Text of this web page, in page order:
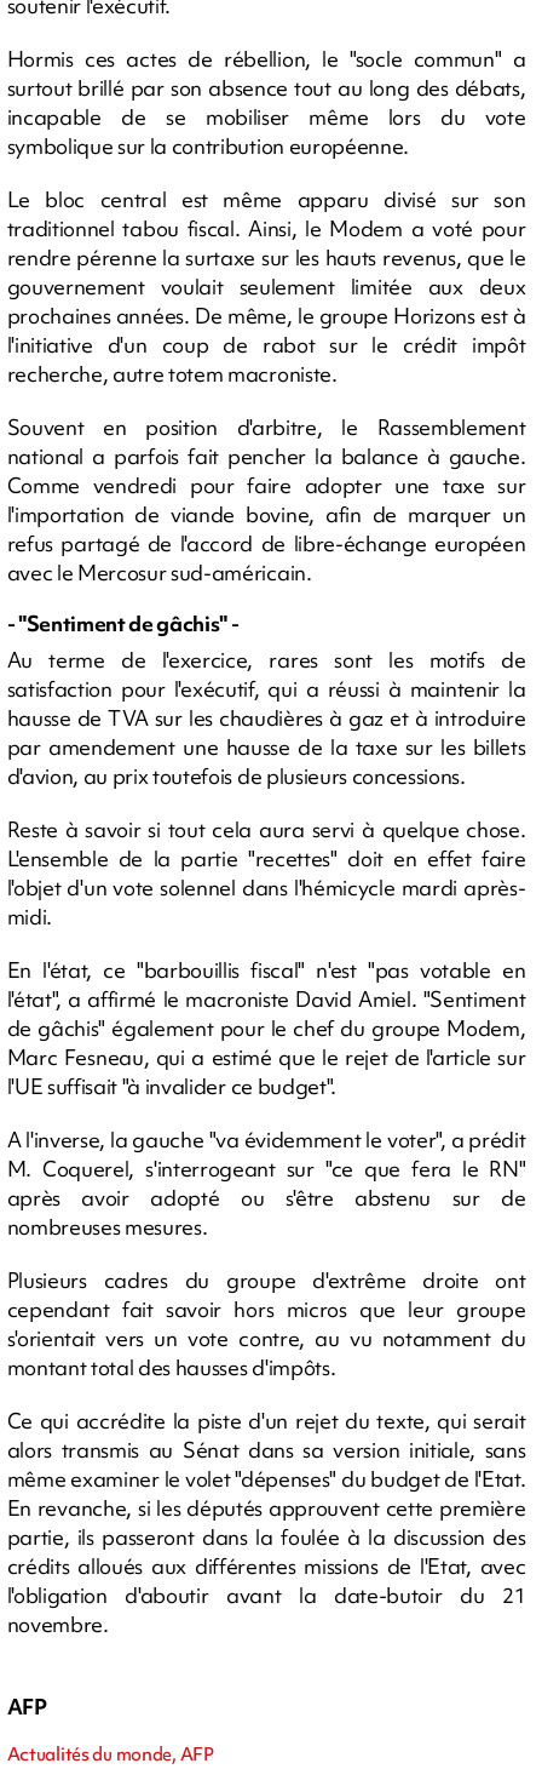
Hormis ces actes de rébellion, le "socle commun" a
surtout brillé par son absence tout au long des débats,
incapable de se mobiliser même lors du vote
symbolique sur la contribution européenne.
Le bloc central est même apparu divisé sur son
traditionnel tabou fiscal. Ainsi, le Modem a voté pour
rendre pérenne la surtaxe sur les hauts revenus, que le
gouvernement voulait seulement limitée aux deux
prochaines années. De même, le groupe Horizons est à
l'initiative d'un coup de rabot sur le crédit impôt
recherche, autre totem macroniste.
Souvent en position d'arbitre, le Rassemblement
national a parfois fait pencher la balance à gauche.
Comme vendredi pour faire adopter une taxe sur
l'importation de viande bovine, afin de marquer un
refus partagé de l'accord de libre-échange européen
avec le Mercosur sud-américain.
- "Sentiment de gâchis" -
Au terme de l'exercice, rares sont les motifs de
satisfaction pour l'exécutif, qui a réussi à maintenir la
hausse de TVA sur les chaudières à gaz et à introduire
par amendement une hausse de la taxe sur les billets
d'avion, au prix toutefois de plusieurs concessions.
Reste à savoir si tout cela aura servi à quelque chose.
L'ensemble de la partie "recettes" doit en effet faire
l'objet d'un vote solennel dans l'hémicycle mardi après-
midi.
En l'état, ce "barbouillis fiscal" n'est "pas votable en
l'état", a affirmé le macroniste David Amiel. "Sentiment
de gâchis" également pour le chef du groupe Modem,
Marc Fesneau, qui a estimé que le rejet de l'article sur
l'UE suffisait "à invalider ce budget".
A l'inverse, la gauche "va évidemment le voter", a prédit
M. Coquerel, s'interrogeant sur "ce que fera le RN"
après avoir adopté ou s'être abstenu sur de
nombreuses mesures.
Plusieurs cadres du groupe d'extrême droite ont
cependant fait savoir hors micros que leur groupe
s'orientait vers un vote contre, au vu notamment du
montant total des hausses d'impôts.
Ce qui accrédite la piste d'un rejet du texte, qui serait
alors transmis au Sénat dans sa version initiale, sans
même examiner le volet "dépenses" du budget de l'Etat.
En revanche, si les députés approuvent cette première
partie, ils passeront dans la foulée à la discussion des
crédits alloués aux différentes missions de l'Etat, avec
l'obligation d'aboutir avant la date-butoir du 21
novembre.
AFP
Actualités du monde, AFP